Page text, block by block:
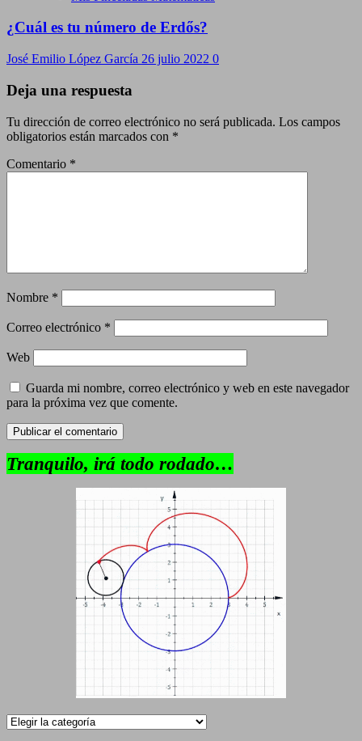
¿Cuál es tu número de Erdős?
José Emilio López García 26 julio 2022 0
Deja una respuesta
Tu dirección de correo electrónico no será publicada. Los campos
obligatorios están marcados con *
Comentario *
Nombre *
Correo electrónico *
Web
Guarda mi nombre, correo electrónico y web en este navegador
para la próxima vez que comente.
Tranquilo, irá todo rodado…
Categorías